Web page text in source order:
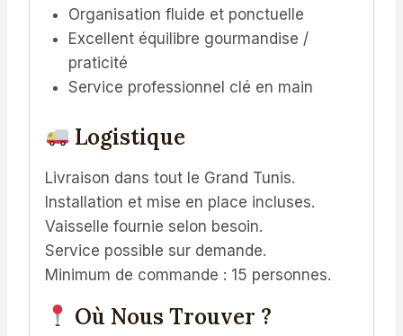
Organisation fluide et ponctuelle
Excellent équilibre gourmandise /
praticité
Service professionnel clé en main
Logistique
Livraison dans tout le Grand Tunis.
Installation et mise en place incluses.
Vaisselle fournie selon besoin.
Service possible sur demande.
Minimum de commande : 15 personnes.
Où Nous Trouver ?